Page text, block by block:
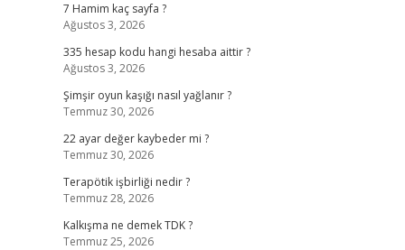
7 Hamim kaç sayfa ?
Ağustos 3, 2026
335 hesap kodu hangi hesaba aittir ?
Ağustos 3, 2026
Şimşir oyun kaşığı nasıl yağlanır ?
Temmuz 30, 2026
22 ayar değer kaybeder mi ?
Temmuz 30, 2026
Terapötik işbirliği nedir ?
Temmuz 28, 2026
Kalkışma ne demek TDK ?
Temmuz 25, 2026